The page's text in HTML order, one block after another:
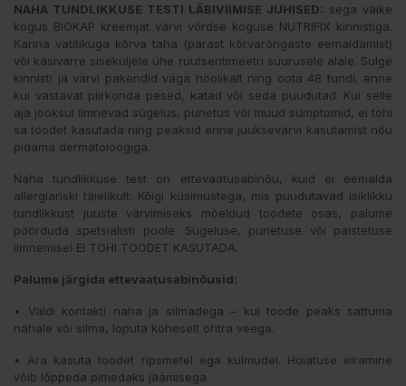
NAHA TUNDLIKKUSE TESTI LÄBIVIIMISE JUHISED: sega väike
kogus BIOKAP kreemjat värvi võrdse koguse NUTRIFIX kinnistiga.
Kanna vatitikuga kõrva taha (pärast kõrvarõngaste eemaldamist)
või käsivarre siseküljele ühe ruutsentimeetri suurusele alale. Sulge
kinnisti ja värvi pakendid väga hoolikalt ning oota 48 tundi, enne
kui vastavat piirkonda pesed, katad või seda puudutad. Kui selle
aja jooksul ilmnevad sügelus, punetus või muud sümptomid, ei tohi
sa toodet kasutada ning peaksid enne juuksevärvi kasutamist nõu
pidama dermatoloogiga.
Naha tundlikkuse test on ettevaatusabinõu, kuid ei eemalda
allergiariski täielikult. Kõigi küsimustega, mis puudutavad isiklikku
tundlikkust juuste värvimiseks mõeldud toodete osas, palume
pöörduda spetsialisti poole. Sügeluse, punetuse või paistetuse
ilmnemisel EI TOHI TOODET KASUTADA.
Palume järgida ettevaatusabinõusid:
• Väldi kontakti naha ja silmadega – kui toode peaks sattuma
nahale või silma, loputa koheselt ohtra veega.
• Ära kasuta toodet ripsmetel ega kulmudel. Hoiatuse eiramine
võib lõppeda pimedaks jäämisega.